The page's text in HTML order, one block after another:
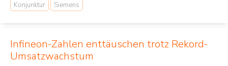
Konjunktur
Siemens
Infineon-Zahlen enttäuschen trotz Rekord-
Umsatzwachstum